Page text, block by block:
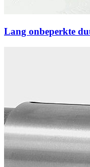
Lang onbeperkte